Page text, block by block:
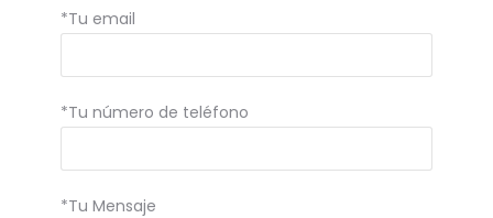
*Tu email
*Tu número de teléfono
*Tu Mensaje